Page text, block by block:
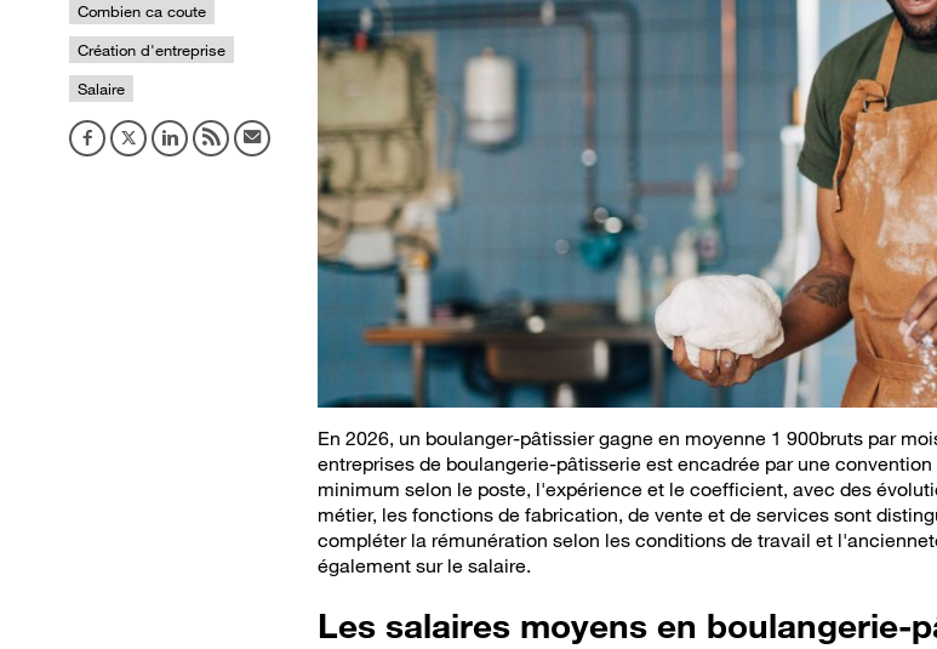
Combien ca coute
Création d'entreprise
Salaire
En 2026, un boulanger-pâtissier gagne en moyenne 1 900bruts par
entreprises de boulangerie-pâtisserie est encadrée par une
minimum selon le poste, l'expérience et le coefficient, avec des
métier, les fonctions de fabrication, de vente et de services sont
compléter la rémunération selon les conditions de travail et
également sur le salaire.
Les salaires moyens en boulangerie-